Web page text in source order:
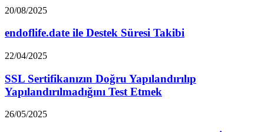
20/08/2025
endoflife.date ile Destek Süresi Takibi
22/04/2025
SSL Sertifikanızın Doğru Yapılandırılıp
Yapılandırılmadığını Test Etmek
26/05/2025